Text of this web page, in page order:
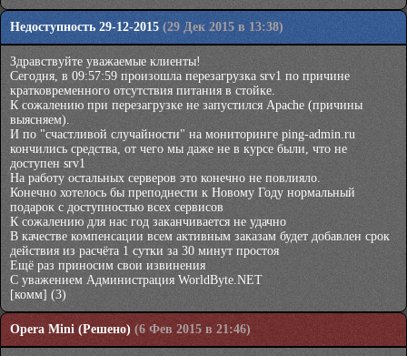
Недоступность 29-12-2015 (29 Дек 2015 в 13:38)
Здравствуйте уважаемые клиенты!
Сегодня, в 09:57:59 произошла перезагрузка srv1 по причине
кратковременного отсутствия питания в стойке.
К сожалению при перезагрузке не запустился Apache (причины
выясняем).
И по "счастливой случайности" на мониторинге ping-admin.ru
кончились средства, от чего мы даже не в курсе были, что не
доступен srv1
На работу остальных серверов это конечно не повлияло.
Конечно хотелось бы преподнести к Новому Году нормальный
подарок с доступностью всех сервисов
К сожалению для нас год заканчивается не удачно
В качестве компенсации всем активным заказам будет добавлен срок
действия из расчёта 1 сутки за 30 минут простоя
Ещё раз приносим свои извинения
С уважением Администрация WorldByte.NET
[комм] (3)
Opera Mini (Решено) (6 Фев 2015 в 21:46)